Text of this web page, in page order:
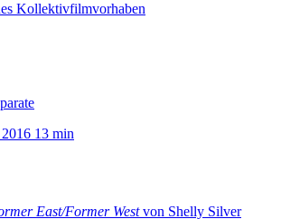
Kollektivfilmvorhaben
2016 13 min
East/Former Westvon Shelly Silver